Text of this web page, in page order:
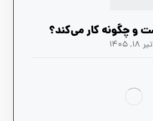
و چگونه کار می‌کند؟
تیر ۱۸, ۱۴۰۵